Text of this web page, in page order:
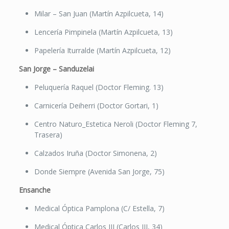
Milar – San Juan (Martín Azpilcueta, 14)
Lencería Pimpinela (Martín Azpilcueta, 13)
Papelería Iturralde (Martín Azpilcueta, 12)
San Jorge – Sanduzelai
Peluquería Raquel (Doctor Fleming. 13)
Carnicería Deiherri (Doctor Gortari, 1)
Centro Naturo_Estetica Neroli (Doctor Fleming 7,
Trasera)
Calzados Iruña (Doctor Simonena, 2)
Donde Siempre (Avenida San Jorge, 75)
Ensanche
Medical Óptica Pamplona (C/ Estella, 7)
Medical Óptica Carlos III (Carlos III, 34)